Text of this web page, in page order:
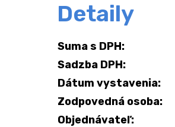
Detaily
Suma s DPH:
Sadzba DPH:
Dátum vystavenia:
Zodpovedná osoba:
Objednávateľ: